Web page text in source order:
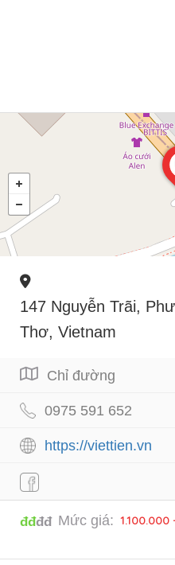
147 Nguyễn Trãi,
Thơ, Vietnam
Chỉ đường
0975 591 652
https://viettien.vn
đđđđ Mức giá: